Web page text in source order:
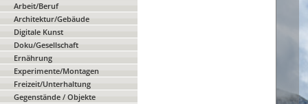
Arbeit/Beruf
Architektur/Gebäude
Digitale Kunst
Doku/Gesellschaft
Ernährung
Experimente/Montagen
Freizeit/Unterhaltung
Gegenstände / Objekte